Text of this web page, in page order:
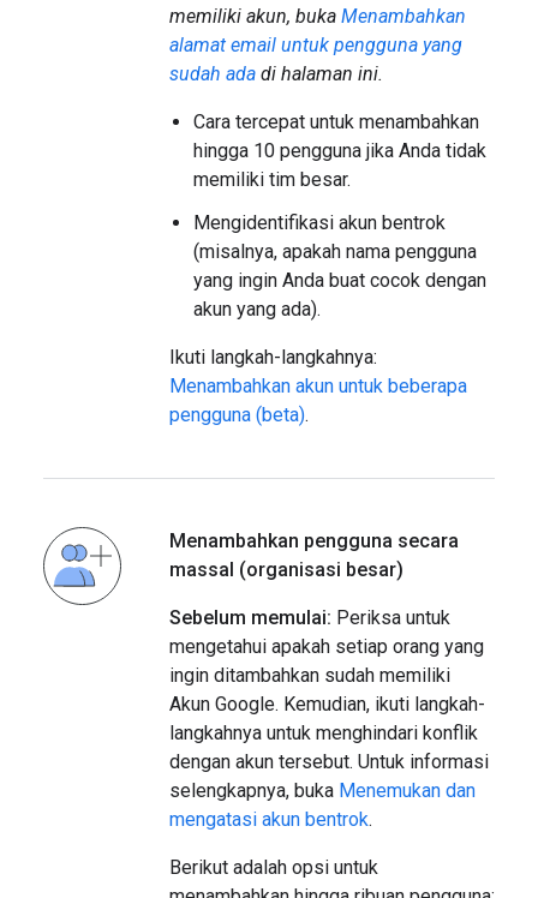
memiliki akun, buka Menambahkan
alamat email untuk pengguna yang
sudah ada di halaman ini.
Cara tercepat untuk menambahkan
hingga 10 pengguna jika Anda tidak
memiliki tim besar.
Mengidentifikasi akun bentrok
(misalnya, apakah nama pengguna
yang ingin Anda buat cocok dengan
akun yang ada).
Ikuti langkah-langkahnya:
Menambahkan akun untuk beberapa
pengguna (beta).
Menambahkan pengguna secara
massal (organisasi besar)
Sebelum memulai: Periksa untuk
mengetahui apakah setiap orang yang
ingin ditambahkan sudah memiliki
Akun Google. Kemudian, ikuti langkah-
langkahnya untuk menghindari konflik
dengan akun tersebut. Untuk informasi
selengkapnya, buka Menemukan dan
mengatasi akun bentrok.
Berikut adalah opsi untuk